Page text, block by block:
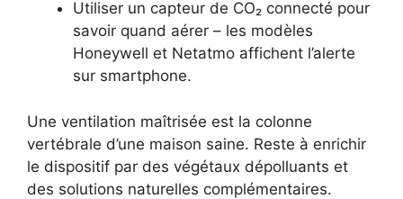
Utiliser un capteur de CO₂ connecté pour
savoir quand aérer – les modèles
Honeywell et Netatmo affichent l’alerte
sur smartphone.
Une ventilation maîtrisée est la colonne
vertébrale d’une maison saine. Reste à enrichir
le dispositif par des végétaux dépolluants et
des solutions naturelles complémentaires.